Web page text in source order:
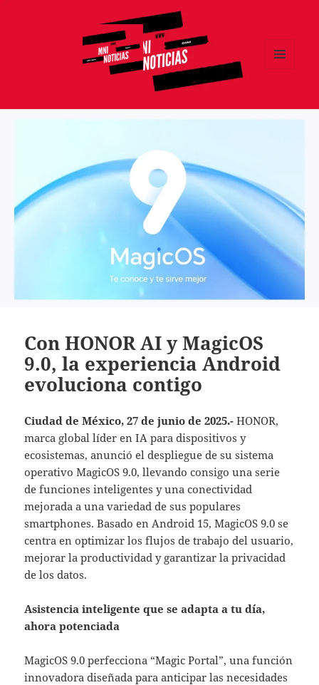
Con HONOR AI y MagicOS
9.0, la experiencia Android
evoluciona contigo
Ciudad de México, 27 de junio de 2025.- HONOR,
marca global líder en IA para dispositivos y
ecosistemas, anunció el despliegue de su sistema
operativo MagicOS 9.0, llevando consigo una serie
de funciones inteligentes y una conectividad
mejorada a una variedad de sus populares
smartphones. Basado en Android 15, MagicOS 9.0 se
centra en optimizar los flujos de trabajo del usuario,
mejorar la productividad y garantizar la privacidad
de los datos.
Asistencia inteligente que se adapta a tu día,
ahora potenciada
MagicOS 9.0 perfecciona “Magic Portal”, una función
innovadora diseñada para anticipar las necesidades